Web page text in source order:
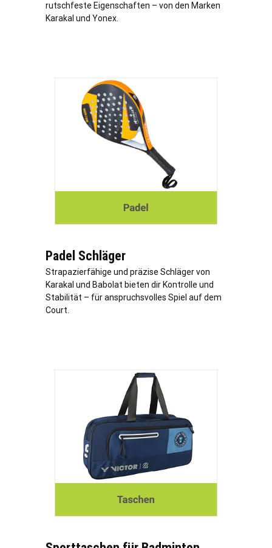
rutschfeste Eigenschaften – von den Marken
Karakal und Yonex.
Padel Schläger
Strapazierfähige und präzise Schläger von
Karakal und Babolat bieten dir Kontrolle und
Stabilität – für anspruchsvolles Spiel auf dem
Court.